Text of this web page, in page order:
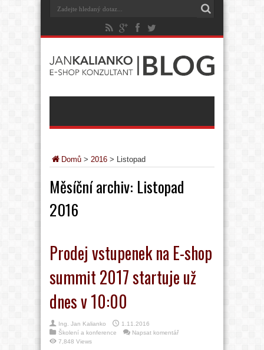
Domů > 2016 > Listopad
Měsíční archiv: Listopad
2016
Prodej vstupenek na E-shop
summit 2017 startuje už
dnes v 10:00
Ing. Jan Kalianko
1.11.2016
Školení a konference
Napsat komentář
7,848 Views